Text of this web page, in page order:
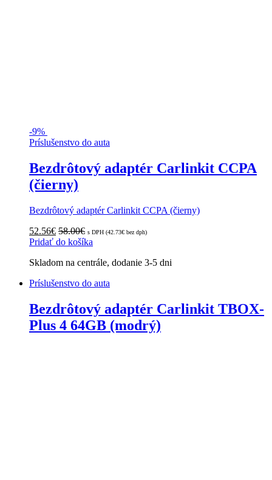
-9%
Príslušenstvo do auta
Bezdrôtový adaptér Carlinkit CCPA
(čierny)
Bezdrôtový adaptér Carlinkit CCPA (čierny)
52.56€ 58.00€ s DPH (42.73€ bez dph)
Pridať do košíka
Skladom na centrále, dodanie 3-5 dni
Príslušenstvo do auta
Bezdrôtový adaptér Carlinkit TBOX-
Plus 4 64GB (modrý)